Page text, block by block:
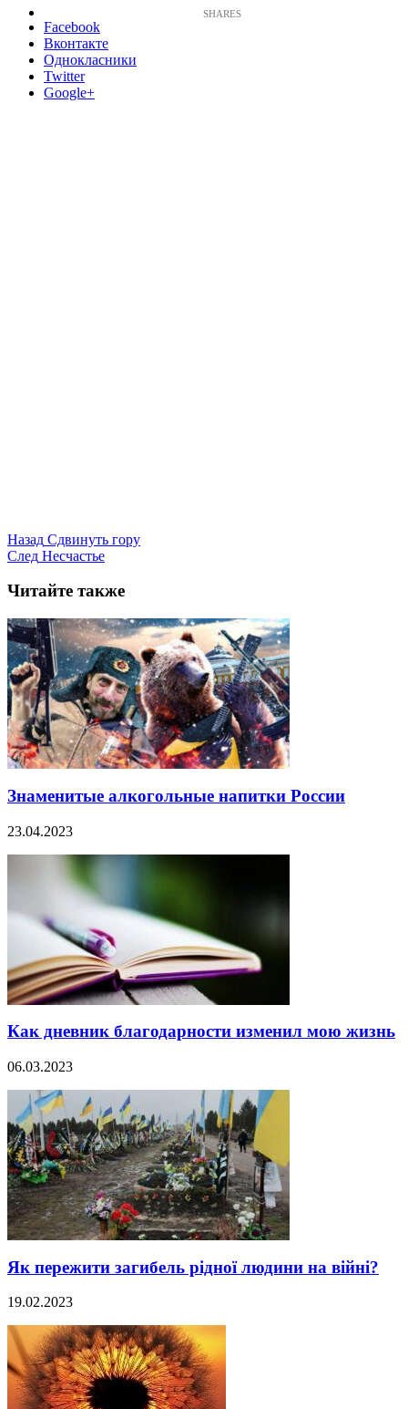
Facebook
Вконтакте
Однокласники
Twitter
Google+
Назад Сдвинуть гору
След Несчастье
Читайте также
Знаменитые алкогольные напитки России
23.04.2023
Как дневник благодарности изменил мою жизнь
06.03.2023
Як пережити загибель рідної людини на війні?
19.02.2023